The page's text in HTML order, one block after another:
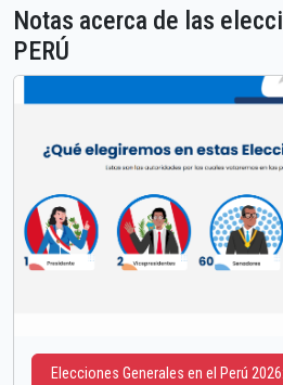
Notas acerca de las
PERÚ
Elecciones Generales en el Perú